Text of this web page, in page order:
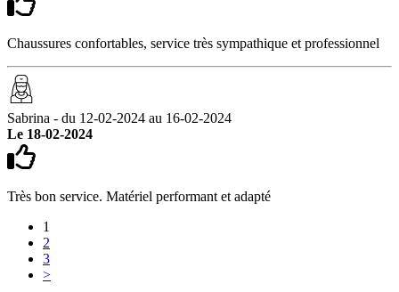
Chaussures confortables, service très sympathique et professionnel
Sabrina - du 12-02-2024 au 16-02-2024
Le 18-02-2024
Très bon service. Matériel performant et adapté
1
2
3
>